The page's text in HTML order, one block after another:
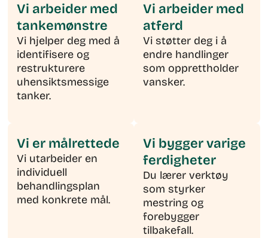
Vi arbeider med
tankemønstre
Vi hjelper deg med å
identifisere og
restrukturere
uhensiktsmessige
tanker.
Vi arbeider med
atferd
Vi støtter deg i å
endre handlinger
som opprettholder
vansker.
Vi er målrettede
Vi utarbeider en
individuell
behandlingsplan
med konkrete mål.
Vi bygger varige
ferdigheter
Du lærer verktøy
som styrker
mestring og
forebygger
tilbakefall.